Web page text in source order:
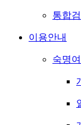
통합
이용안내
숙명